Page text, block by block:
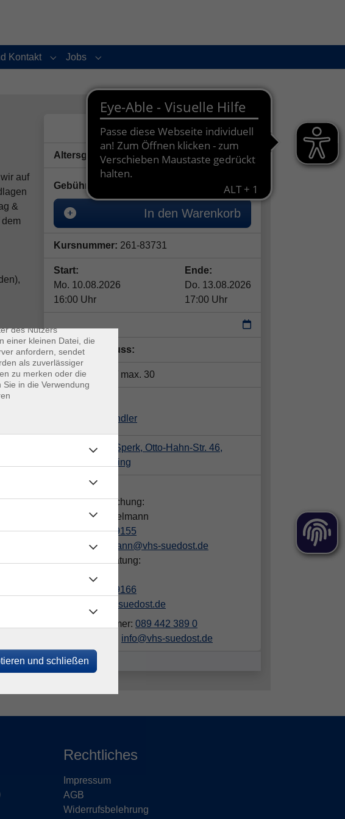
Kontakt
Submenu for "Service und Kontakt"
Jobs
Submenu for "Jobs"
auf
&
Altersgruppe: 7 - 10 Jahre
Gebühr: 35,00€
In den Warenkorb
Kursnummer: 261-83731
Start:
Mo. 10.08.2026
16:00 Uhr
Ende:
Do. 13.08.2026
17:00 Uhr
Anmeldeschluss:
Plätze: min. 4 / max. 30
Christina Schindler
Tennisanlage Sperk, Otto-Hahn-Str. 46,
85521 Riemerling
Kontakt:
Fragen zur Buchung:
Sandra Hämmelmann
089/442389155
haemmelmann@vhs-suedost.de
Fachliche Beratung:
Katrin Luber
089/442389166
luber@vhs-suedost.de
Telefonnummer: 089 442 389 0
info@vhs-suedost.de
Rechtliches
Impressum
AGB
Widerrufsbelehrung
des Nutzers
einer kleinen Datei, die
anfordern, sendet
als zuverlässiger
zu merken oder die
in die Verwendung
×
und schließen